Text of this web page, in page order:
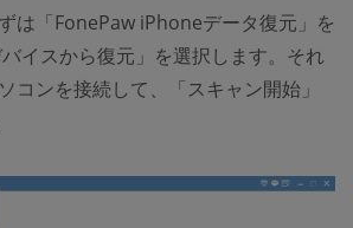
は「FonePaw iPhoneデータ復元」を
イスから復元」を選択します。それ
コンを接続して、「スキャン開始」